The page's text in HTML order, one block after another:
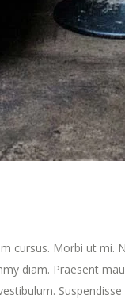
cursus. Morbi ut mi.
diam. Praesent